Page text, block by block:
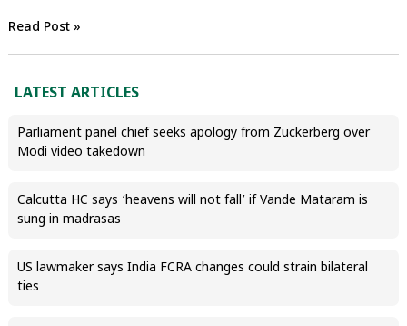
Read Post »
LATEST ARTICLES
Parliament panel chief seeks apology from Zuckerberg over
Modi video takedown
Calcutta HC says ‘heavens will not fall’ if Vande Mataram is
sung in madrasas
US lawmaker says India FCRA changes could strain bilateral
ties